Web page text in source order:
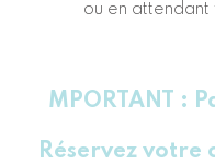
ou en
MPORTANT :
Réservez votre